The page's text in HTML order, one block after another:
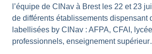
l’équipe de CINav à Brest les 22 et 23
de différents établissements dispensant
labellisées by CINav : AFPA, CFAI,
professionnels, enseignement